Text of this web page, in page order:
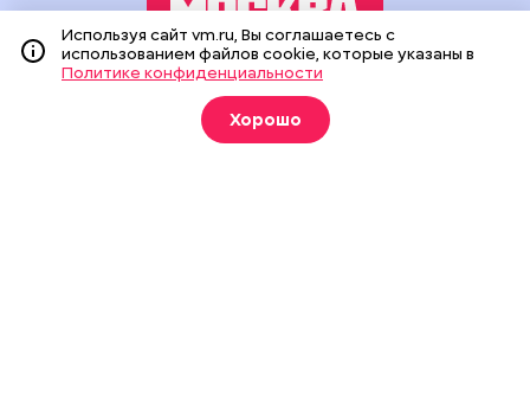
Издание создано при финансовой поддержке Департамента
средств массовой информации и рекламы города Москвы.
На сайте применяются рекомендательные технологии
(информационные технологии предоставления информации
Используя сайт vm.ru, Вы соглашаетесь с
использованием файлов cookie, которые указаны в
Политике конфиденциальности
Хорошо